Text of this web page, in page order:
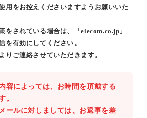
用をお控えくださいますようお願いいた
をされている場合は、「elecom.co.jp」
を有効にしてください。
りご連絡させていただきます。
容によっては、お時間を頂戴する
。
ールに対しましては、お返事を差